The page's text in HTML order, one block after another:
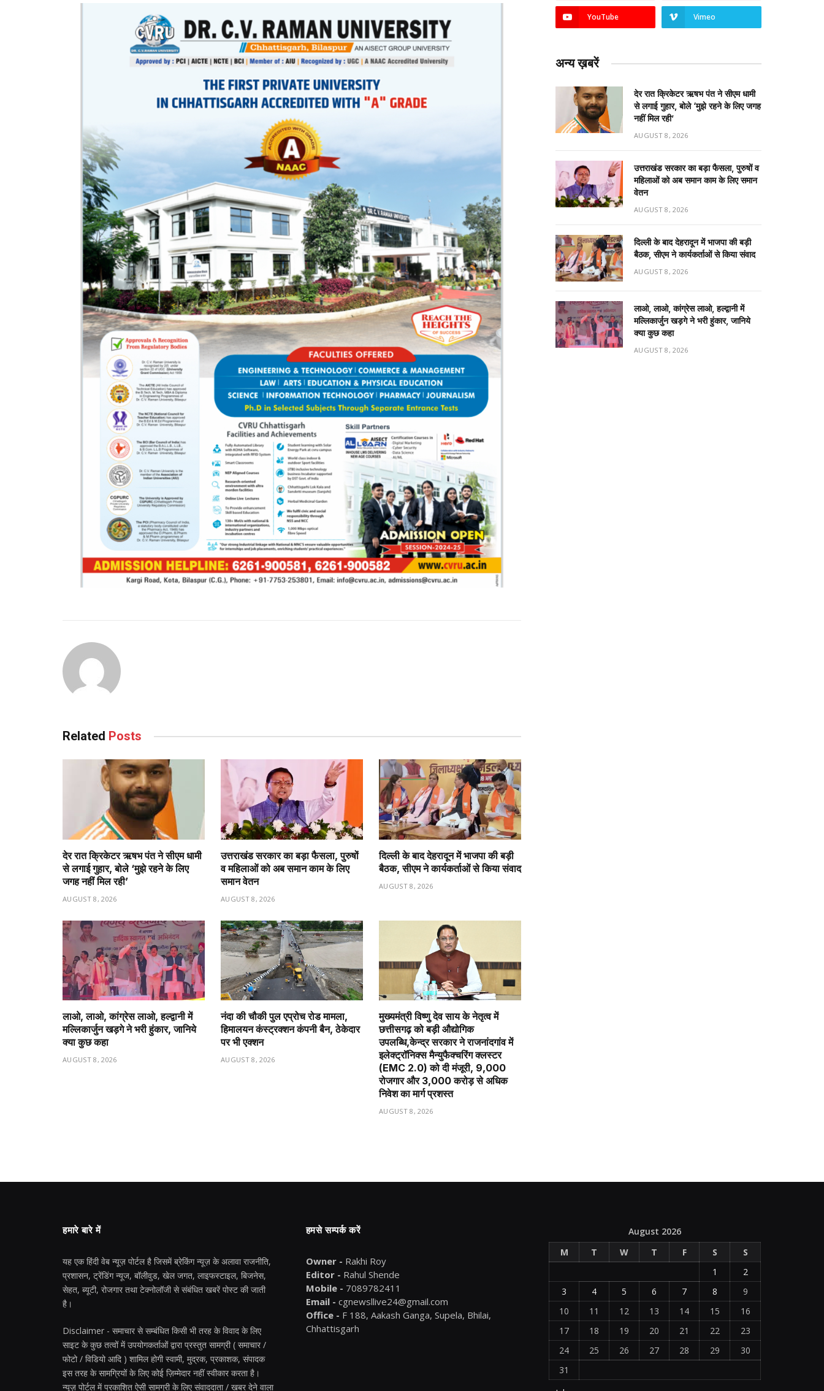
Reading
Related Posts
देर रात क्रिकेटर ऋषभ पंत ने सीएम धामी
से लगाई गुहार, बोले ‘मुझे रहने के लिए
जगह नहीं मिल रही’
AUGUST 8, 2026
उत्तराखंड सरकार का बड़ा फैसला, पुरुषों
व महिलाओं को अब समान काम के लिए
समान वेतन
AUGUST 8, 2026
दिल्ली के बाद देहरादून में भाजपा की बड़ी
बैठक, सीएम ने कार्यकर्ताओं से किया संवाद
AUGUST 8, 2026
लाओ, लाओ, कांग्रेस लाओ, हल्द्वानी में
मल्लिकार्जुन खड़गे ने भरी हुंकार, जानिये
क्या कुछ कहा
AUGUST 8, 2026
नंदा की चौकी पुल एप्रोच रोड मामला,
हिमालयन कंस्ट्रक्शन कंपनी बैन, ठेकेदार
पर भी एक्शन
AUGUST 8, 2026
मुख्यमंत्री विष्णु देव साय के नेतृत्व में
छत्तीसगढ़ को बड़ी औद्योगिक
उपलब्धि,केन्द्र सरकार ने राजनांदगांव में
इलेक्ट्रॉनिक्स मैन्युफैक्चरिंग क्लस्टर
(EMC 2.0) को दी मंजूरी, 9,000
रोजगार और ₹3,000 करोड़ से अधिक
निवेश का मार्ग प्रशस्त
AUGUST 8, 2026
YouTube Vimeo
अन्य ख़बरें
देर रात क्रिकेटर ऋषभ पंत ने सीएम धामी
से लगाई गुहार, बोले ‘मुझे रहने के लिए जगह
नहीं मिल रही’
AUGUST 8, 2026
उत्तराखंड सरकार का बड़ा फैसला, पुरुषों व
महिलाओं को अब समान काम के लिए समान
वेतन
AUGUST 8, 2026
दिल्ली के बाद देहरादून में भाजपा की बड़ी
बैठक, सीएम ने कार्यकर्ताओं से किया संवाद
AUGUST 8, 2026
लाओ, लाओ, कांग्रेस लाओ, हल्द्वानी में
मल्लिकार्जुन खड़गे ने भरी हुंकार, जानिये
क्या कुछ कहा
AUGUST 8, 2026
हमारे बारे में
यह एक हिंदी वेब न्यूज़ पोर्टल है जिसमें ब्रेकिंग न्यूज़ के अलावा राजनीति,
प्रशासन, ट्रेंडिंग न्यूज, बॉलीवुड, खेल जगत, लाइफस्टाइल, बिजनेस,
सेहत, ब्यूटी, रोजगार तथा टेक्नोलॉजी से संबंधित खबरें पोस्ट की जाती
है।
Disclaimer - समाचार से सम्बंधित किसी भी तरह के विवाद के लिए
साइट के कुछ तत्वों में उपयोगकर्ताओं द्वारा प्रस्तुत सामग्री ( समाचार /
फोटो / विडियो आदि ) शामिल होगी स्वामी, मुद्रक, प्रकाशक, संपादक
इस तरह के सामग्रियों के लिए कोई ज़िम्मेदार नहीं स्वीकार करता है।
न्यूज़ पोर्टल में प्रकाशित ऐसी सामग्री के लिए संवाददाता / खबर देने वाला
हमसे सम्पर्क करें
Owner - Rakhi Roy
Editor - Rahul Shende
Mobile - 7089782411
Email - cgnewsllive24@gmail.com
Office - F 188, Aakash Ganga, Supela, Bhilai,
Chhattisgarh
August 2026
M
T W T F S
S
1
2
3
4 5 6 7 8
9
10
11 12 13 14 15
16
17
18 19 20 21 22
23
24
25 26 27 28 29
30
31